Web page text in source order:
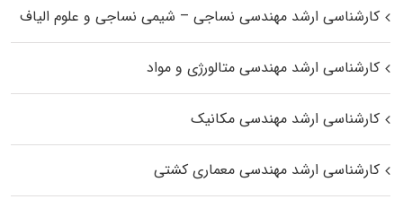
کارشناسی ارشد مهندسی نساجی – شیمی نساجی و علوم الیاف
کارشناسی ارشد مهندسی متالورژی و مواد
کارشناسی ارشد مهندسی مکانیک
کارشناسی ارشد مهندسی معماری کشتی